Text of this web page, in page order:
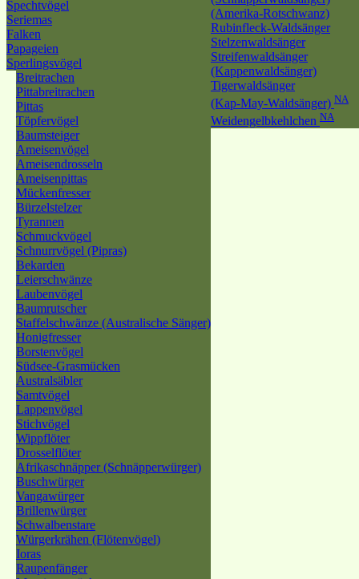
Spechtvögel
Seriemas
Falken
Papageien
Sperlingsvögel
Breitrachen
Pittabreitrachen
Pittas
Töpfervögel
Baumsteiger
Ameisenvögel
Ameisendrosseln
Ameisenpittas
Mückenfresser
Bürzelstelzer
Tyrannen
Schmuckvögel
Schnurrvögel (Pipras)
Bekarden
Leierschwänze
Laubenvögel
Baumrutscher
Staffelschwänze (Australische Sänger)
Honigfresser
Borstenvögel
Südsee-Grasmücken
Australsäbler
Samtvögel
Lappenvögel
Stichvögel
Wippflöter
Drosselflöter
Afrikaschnäpper (Schnäpperwürger)
Buschwürger
Vangawürger
Brillenwürger
Schwalbenstare
Würgerkrähen (Flötenvögel)
Ioras
Raupenfänger
(Amerika-Rotschwanz)
Rubinfleck-Waldsänger
Stelzenwaldsänger
Streifenwaldsänger
(Kappenwaldsänger)
Tigerwaldsänger
(Kap-May-Waldsänger) NA
Weidengelbkehlchen NA